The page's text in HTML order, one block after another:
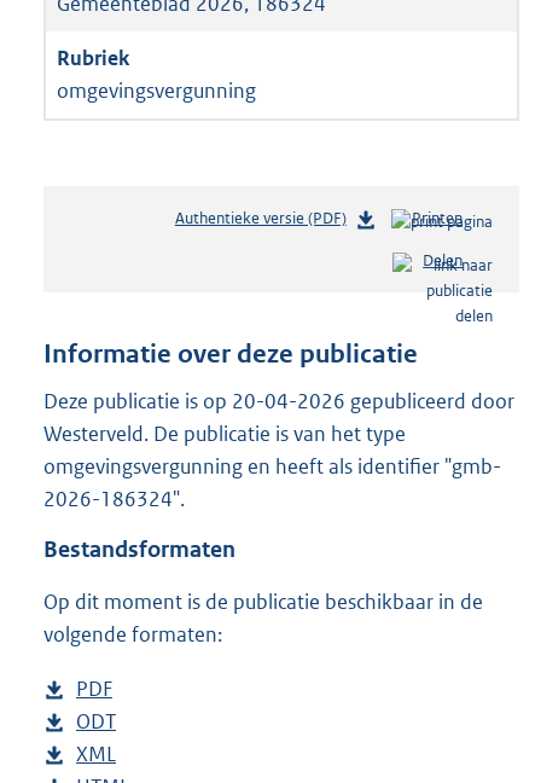
omgevingsvergunning
Authentieke versie (PDF)b
n
s
r
o
:
Printen
Delen
Informatie over deze publicatie
Deze publicatie is op 20-04-2026 gepubliceerd door
Westerveld. De publicatie is van het type
omgevingsvergunning en heeft als identifier "gmb-
2026-186324".
Bestandsformaten
Op dit moment is de publicatie beschikbaar in de
volgende formaten:
D
o
w
PDF
e
s
D
o
ODT
D
XML